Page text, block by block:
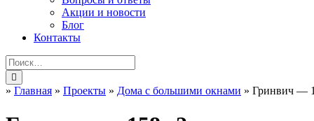
Акции и новости
Блог
Контакты
» Главная » Проекты » Дома с большими окнами » Гринвич —